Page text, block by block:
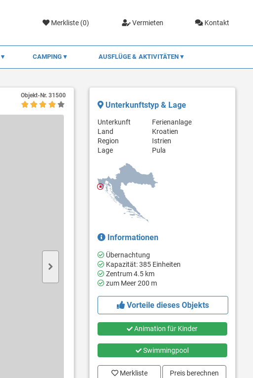
Merkliste (0) Vermieten Kontakt
CAMPING AUSFLÜGE & AKTIVITÄTEN
Objekt-Nr. 31500
Unterkunftstyp & Lage
Unterkunft
Ferienanlage
Land
Kroatien
Region
Istrien
Lage
Pula
Informationen
Übernachtung
Kapazität: 385 Einheiten
Zentrum 4.5 km
zum Meer 200 m
Vorteile dieses Objekts
Animation für Kinder
Swimmingpool
Merkliste Preis berechnen